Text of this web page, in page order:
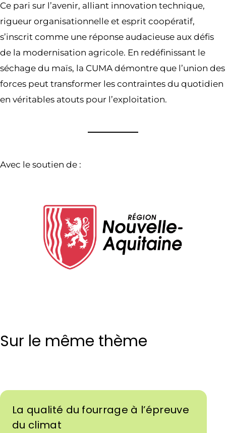
Ce pari sur l’avenir, alliant innovation technique,
rigueur organisationnelle et esprit coopératif,
s’inscrit comme une réponse audacieuse aux défis
de la modernisation agricole. En redéfinissant le
séchage du maïs, la CUMA démontre que l’union des
forces peut transformer les contraintes du quotidien
en véritables atouts pour l’exploitation.
Avec le soutien de :
Sur le même thème
La qualité du fourrage à l’épreuve
du climat